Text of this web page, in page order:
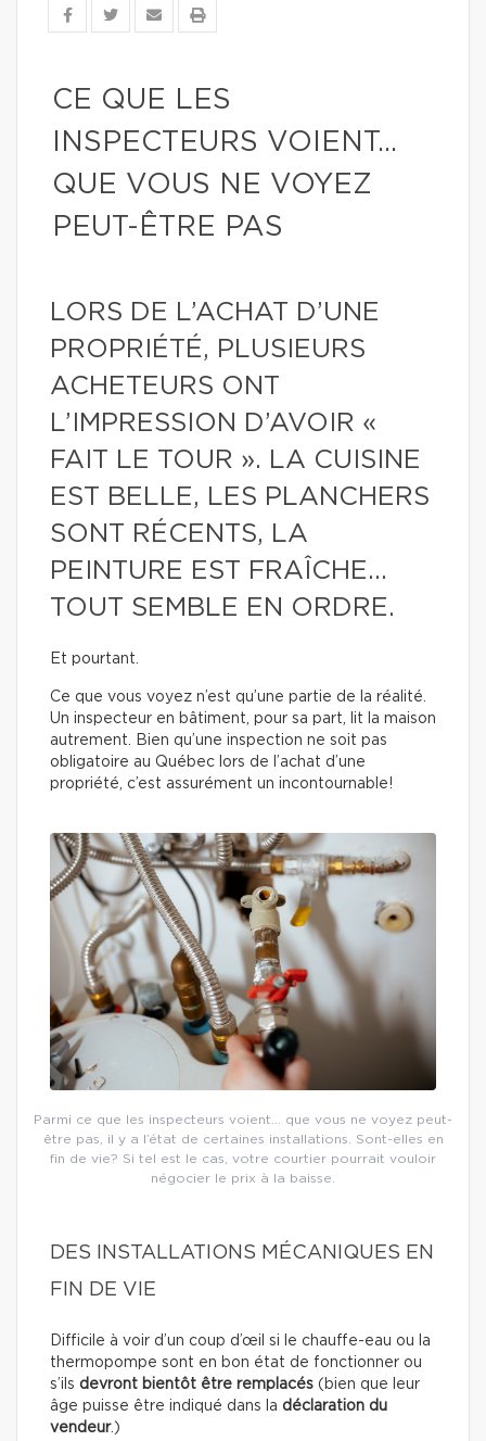
CE QUE LES
INSPECTEURS VOIENT…
QUE VOUS NE VOYEZ
PEUT-ÊTRE PAS
LORS DE L’ACHAT D’UNE
PROPRIÉTÉ, PLUSIEURS
ACHETEURS ONT
L’IMPRESSION D’AVOIR «
FAIT LE TOUR ». LA CUISINE
EST BELLE, LES PLANCHERS
SONT RÉCENTS, LA
PEINTURE EST FRAÎCHE…
TOUT SEMBLE EN ORDRE.
Et pourtant.
Ce que vous voyez n’est qu’une partie de la réalité.
Un inspecteur en bâtiment, pour sa part, lit la maison
autrement. Bien qu’une inspection ne soit pas
obligatoire au Québec lors de l’achat d’une
propriété, c’est assurément un incontournable!
Parmi ce que les inspecteurs voient… que vous ne voyez peut-
être pas, il y a l’état de certaines installations. Sont-elles en
fin de vie? Si tel est le cas, votre courtier pourrait vouloir
négocier le prix à la baisse.
DES INSTALLATIONS MÉCANIQUES EN
FIN DE VIE
Difficile à voir d’un coup d’œil si le chauffe-eau ou la
thermopompe sont en bon état de fonctionner ou
s’ils devront bientôt être remplacés (bien que leur
âge puisse être indiqué dans la déclaration du
vendeur.)